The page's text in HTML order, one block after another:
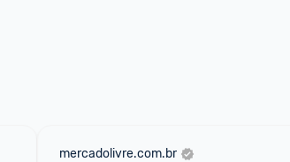
mercadolivre.com.br